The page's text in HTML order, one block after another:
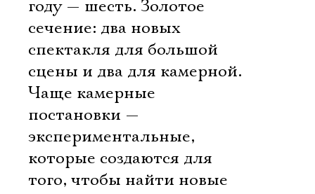
году — шесть. Золотое
сечение: два новых
спектакля для большой
сцены и два для камерной.
Чаще камерные
постановки —
экспериментальные,
которые создаются для
того, чтобы найти новые
Электропочта